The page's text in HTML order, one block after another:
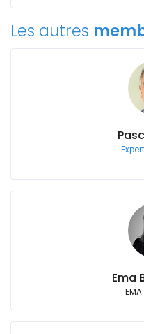
Les autres
Ema
EMA